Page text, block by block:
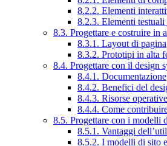
8.2.2. Elementi
8.2.3. Elementi
8.3. Progettare e costruire in
8.3.1. Layout di pagina
8.3.2. Prototipi in alta
8.4. Progettare con il design
8.4.1. Documentazione
8.4.2. Benefici del
8.4.3. Risorse operative
8.4.4. Come
8.5. Progettare con i modelli
8.5.1. Vantaggi
8.5.2. I modelli di sito